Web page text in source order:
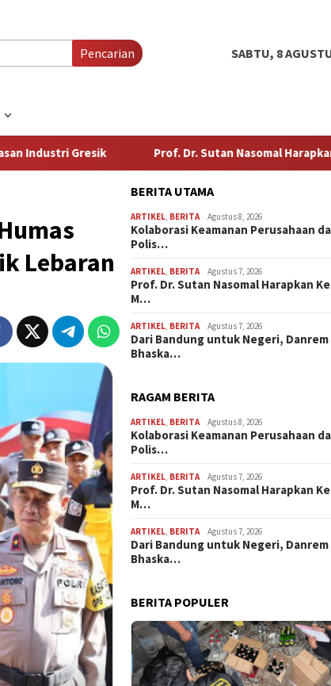
Pencarian SABTU, 8
Prof. Dr. Sutan Nasomal Harapkan Ketua Mahkamah
Lebaran
BERITA UTAMA
ARTIKEL, BERITA Agustus 8, 2026
Kolaborasi Keamanan Perusahaan
Polis…
ARTIKEL, BERITA Agustus 7, 2026
Prof. Dr. Sutan Nasomal Harapkan
M…
ARTIKEL, BERITA Agustus 7, 2026
Dari Bandung untuk Negeri, Danrem
Bhaska…
RAGAM BERITA
ARTIKEL, BERITA Agustus 8, 2026
Kolaborasi Keamanan Perusahaan
Polis…
ARTIKEL, BERITA Agustus 7, 2026
Prof. Dr. Sutan Nasomal Harapkan
M…
ARTIKEL, BERITA Agustus 7, 2026
Dari Bandung untuk Negeri, Danrem
Bhaska…
BERITA POPULER